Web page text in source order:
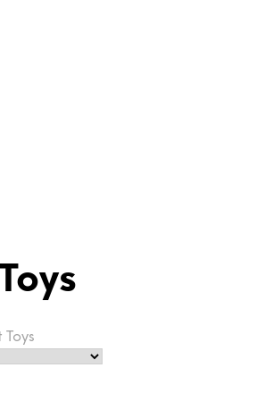
Toys